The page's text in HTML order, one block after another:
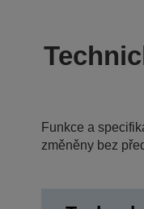
Funkce a
změněny bez